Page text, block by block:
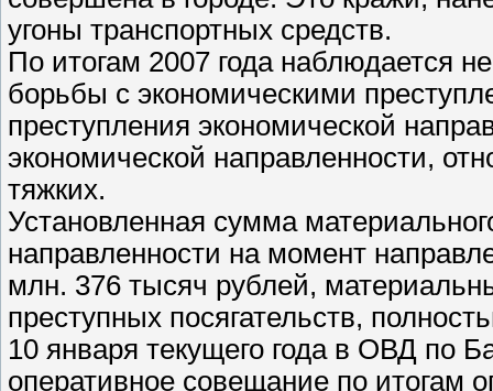
угоны транспортных средств.
По итогам 2007 года наблюдается
борьбы с экономическими
преступления экономической
экономической направленности,
тяжких.
Установленная сумма
направленности на момент
млн. 376 тысяч рублей,
преступных посягательств,
10 января текущего года в ОВД по
оперативное совещание по итогам